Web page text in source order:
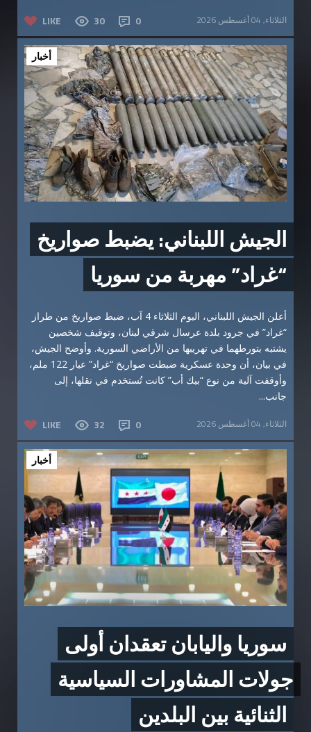
LIKE 30 0 الثلاثاء, 04 أغسطس 2026
أخبار
الجيش اللبناني: يضبط صواريخ
“غراد” مهربة من سوريا
أعلن الجيش اللبناني، اليوم الثلاثاء 4 آب، ضبط صواريخ من طراز
“غراد” في جرود بلدة عرسال شرقي لبنان، وتوقيف شخصين
يشتبه بتورطهما في تهريبها من الأراضي السورية. وأوضح الجيش،
في بيان، أن وحدة عسكرية ضبطت صواريخ “غراد” عيار 122 ملم،
وأوقفت آلية من نوع “بيك أب” كانت تُستخدم في نقلها، إلى
جانب...
LIKE 32 0 الثلاثاء, 04 أغسطس 2026
أخبار
سوريا واليابان تعقدان أولى
جولات المشاورات السياسية
الثنائية بين البلدين